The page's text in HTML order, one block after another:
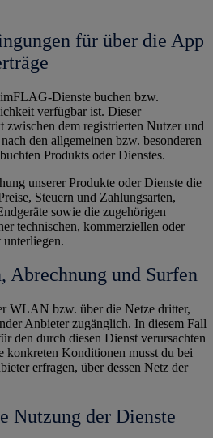
für über die App
Dienste buchen bzw.
verfügbar ist. Dieser
zwischen dem registrierten Nutzer und
den allgemeinen bzw. besonderen
Produkts oder Dienstes.
unserer Produkte oder Dienste die
Steuern und Zahlungsarten,
sowie die zugehörigen
technischen, kommerziellen oder
unterliegen.
Abrechnung und Surfen
WLAN bzw. über die Netze dritter,
Anbieter zugänglich. In diesem Fall
den durch diesen Dienst verursachten
konkreten Konditionen musst du bei
erfragen, über dessen Netz der
Nutzung der Dienste